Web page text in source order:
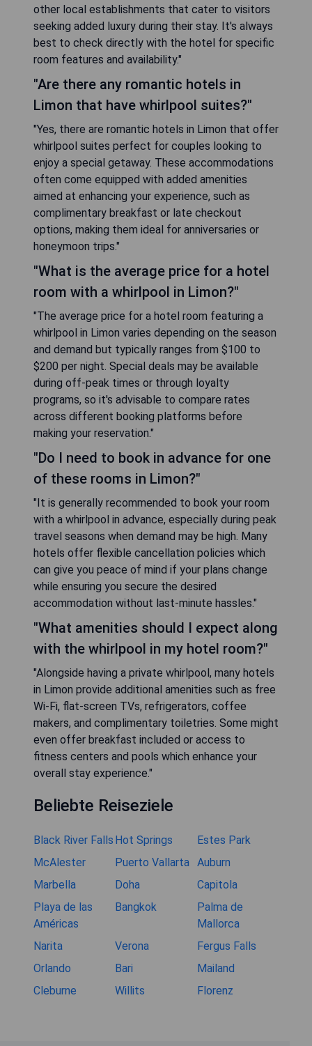
other local establishments that cater to visitors
seeking added luxury during their stay. It's always
best to check directly with the hotel for specific
room features and availability."
"Are there any romantic hotels in
Limon that have whirlpool suites?"
"Yes, there are romantic hotels in Limon that offer
whirlpool suites perfect for couples looking to
enjoy a special getaway. These accommodations
often come equipped with added amenities
aimed at enhancing your experience, such as
complimentary breakfast or late checkout
options, making them ideal for anniversaries or
honeymoon trips."
"What is the average price for a hotel
room with a whirlpool in Limon?"
"The average price for a hotel room featuring a
whirlpool in Limon varies depending on the season
and demand but typically ranges from $100 to
$200 per night. Special deals may be available
during off-peak times or through loyalty
programs, so it's advisable to compare rates
across different booking platforms before
making your reservation."
"Do I need to book in advance for one
of these rooms in Limon?"
"It is generally recommended to book your room
with a whirlpool in advance, especially during peak
travel seasons when demand may be high. Many
hotels offer flexible cancellation policies which
can give you peace of mind if your plans change
while ensuring you secure the desired
accommodation without last-minute hassles."
"What amenities should I expect along
with the whirlpool in my hotel room?"
"Alongside having a private whirlpool, many hotels
in Limon provide additional amenities such as free
Wi-Fi, flat-screen TVs, refrigerators, coffee
makers, and complimentary toiletries. Some might
even offer breakfast included or access to
fitness centers and pools which enhance your
overall stay experience."
Beliebte Reiseziele
Black River Falls Hot Springs
Estes Park
McAlester
Puerto Vallarta Auburn
Marbella
Doha
Capitola
Playa de las
Américas
Bangkok
Palma de
Mallorca
Narita
Verona
Fergus Falls
Orlando
Bari
Mailand
Cleburne
Willits Florenz